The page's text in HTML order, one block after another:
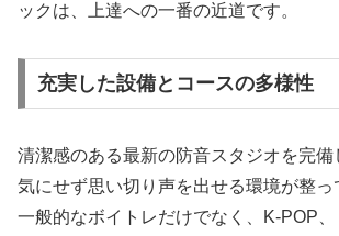
ックは、上達への一番の近道です。
充実した設備とコースの多様性
清潔感のある最新の防音スタジオを完備
気にせず思い切り声を出せる環境が整っ
一般的なボイトレだけでなく、K-POP、